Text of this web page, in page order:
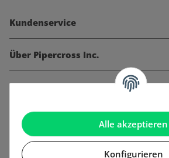
Alle akzeptieren
Konfigurieren
Kundenservice
Über Pipercross Inc.
Informationen
Gesetzliche Informationen